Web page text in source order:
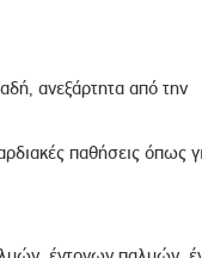
ανεξάρτητα από την
παθήσεις όπως